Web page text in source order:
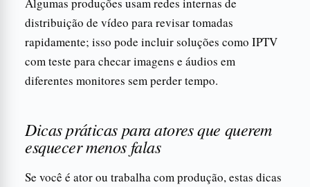
distribuição de vídeo para revisar tomadas
rapidamente; isso pode incluir soluções como IPTV
com teste para checar imagens e áudios em
diferentes monitores sem perder tempo.
Dicas práticas para atores que querem
esquecer menos falas
Se você é ator ou trabalha com produção, estas dicas